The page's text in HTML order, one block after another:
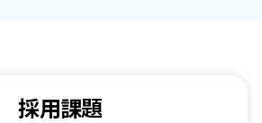
採用課題